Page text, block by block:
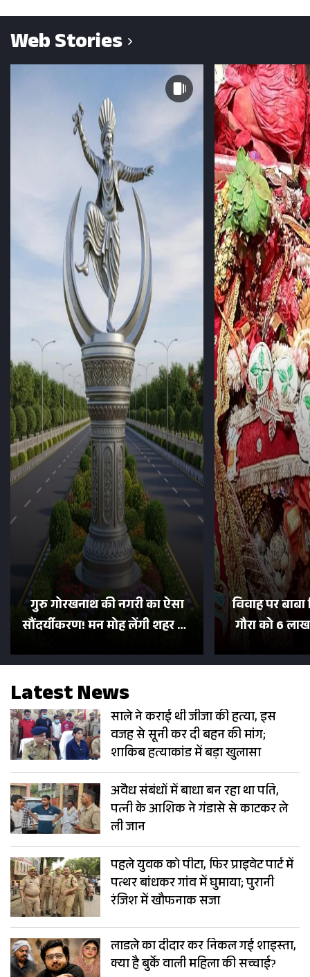
Web Stories
गुरु गोरखनाथ की नगरी का ऐसा
सौंदर्यीकरण! मन मोह लेंगी शहर की
विवाह पर
गौरा को 6
Latest News
साले ने कराई थी जीजा की हत्या, इस
वजह से सूनी कर दी बहन की मांग;
शाकिब हत्याकांड में बड़ा खुलासा
अवैध संबंधों में बाधा बन रहा था पति,
पत्नी के आशिक ने गंडासे से काटकर ले
ली जान
पहले युवक को पीटा, फिर प्राइवेट पार्ट में
पत्थर बांधकर गांव में घुमाया; पुरानी
रंजिश में खौफनाक सजा
लाडले का दीदार कर निकल गई शाइस्ता,
क्या है बुर्के वाली महिला की सच्चाई?